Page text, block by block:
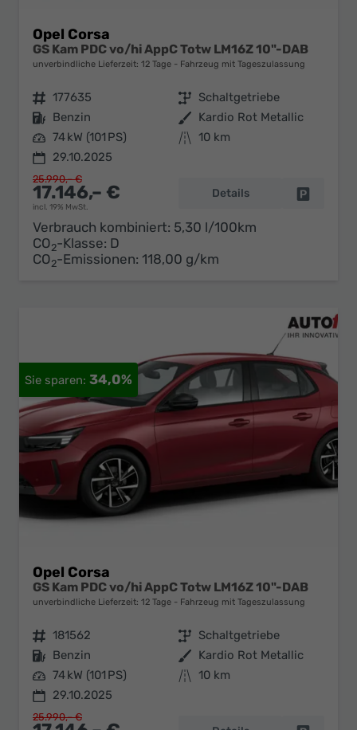
Opel Corsa
GS Kam PDC vo/hi AppC Totw LM16Z 10"-DAB
unverbindliche Lieferzeit: 12 Tage Fahrzeug mit Tageszulassung
Fahrzeugnr. 177635 Getriebe Schaltgetriebe
Kraftstoff Benzin Außenfarbe Kardio Rot Metallic
Leistung 74 kW (101 PS) Kilometerstand 10 km
29.10.2025
17.146,– €
incl. 19% MwSt.
25.990,– €
Details
Verbrauch kombiniert: 5,30 l/100km
CO2-Klasse: D
CO2-Emissionen: 118,00 g/km
34,0%
Opel Corsa
GS Kam PDC vo/hi AppC Totw LM16Z 10"-DAB
unverbindliche Lieferzeit: 12 Tage Fahrzeug mit Tageszulassung
Fahrzeugnr. 181562 Getriebe Schaltgetriebe
Kraftstoff Benzin Außenfarbe Kardio Rot Metallic
Leistung 74 kW (101 PS) Kilometerstand 10 km
29.10.2025
25.990,– €